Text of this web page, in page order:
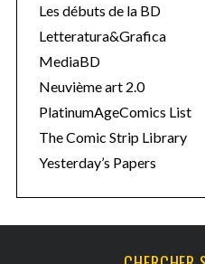
Les débuts de la BD
Letteratura&Grafica
MediaBD
Neuvième art 2.0
PlatinumAgeComics List
The Comic Strip Library
Yesterday’s Papers